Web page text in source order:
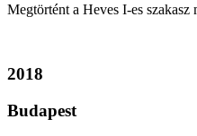
Megtörtént a Heves I-es szakasz
2018
Budapest